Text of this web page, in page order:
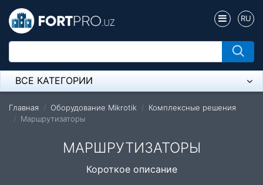
RU
ВСЕ КАТЕГОРИИ
Микрофон
Оборудование Mikrotik
Главная Оборудование Mikrotik
Комплексные решения
Маршрутизаторы
МАРШРУТИЗАТОРЫ
Короткое описание